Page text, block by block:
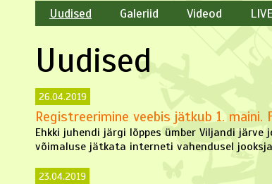
Uudised Galeriid Videod
Uudised
26.04.2019
Registreerimine veebis jätkub 1. maini.
Ehkki juhendi järgi lõppes ümber Viljandi
võimaluse jätkata interneti vahendusel
23.04.2019